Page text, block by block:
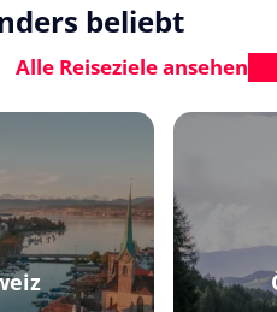
beliebt
Alle Reiseziele ansehen